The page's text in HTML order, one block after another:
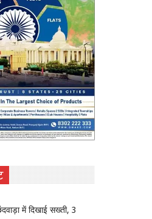
में दिखाई सख्ती, 3